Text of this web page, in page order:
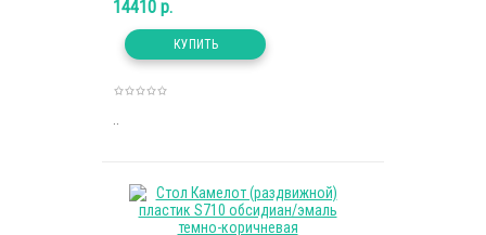
14410 р.